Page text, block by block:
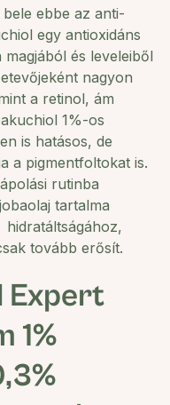
ebbe az anti-
egy antioxidáns
és leveleiből
nagyon
a retinol, ám
1%-os
is hatásos, de
a pigmentfoltokat is.
rutinba
tartalma
tovább erősít.
Expert
1%